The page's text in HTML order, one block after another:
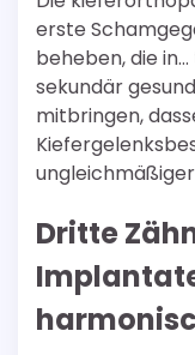
erste
beheben, die
sekundär
mitbringen,
Dritte